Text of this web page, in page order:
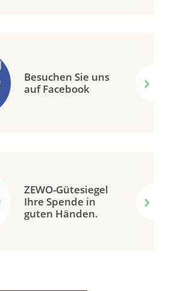
Besuchen Sie uns
auf Facebook
ZEWO-Gütesiegel
Ihre Spende in
guten Händen.